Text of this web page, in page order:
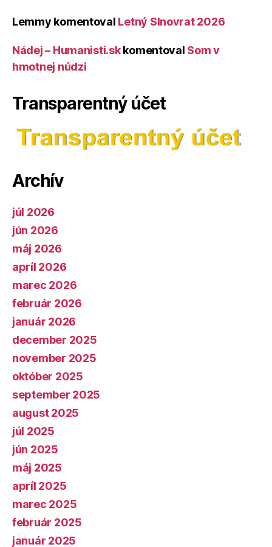
Lemmy komentoval Letný Slnovrat 2026
Nádej – Humanisti.skkomentoval Som v
hmotnej núdzi
Transparentný účet
Archív
júl 2026
jún 2026
máj 2026
apríl 2026
marec 2026
február 2026
január 2026
december 2025
november 2025
október 2025
september 2025
august 2025
júl 2025
jún 2025
máj 2025
apríl 2025
marec 2025
február 2025
január 2025